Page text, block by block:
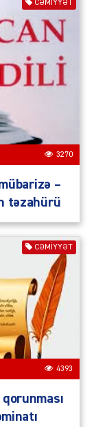
CƏMIYYƏT
3270
–
təzahürü
CƏMIYYƏT
4393